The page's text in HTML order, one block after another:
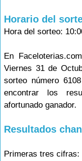
Horario del
Hora del sorteo:
En
Viernes 31 de
sorteo número
encontrar los
afortunado ganador.
Resultados
Primeras tres cifras: